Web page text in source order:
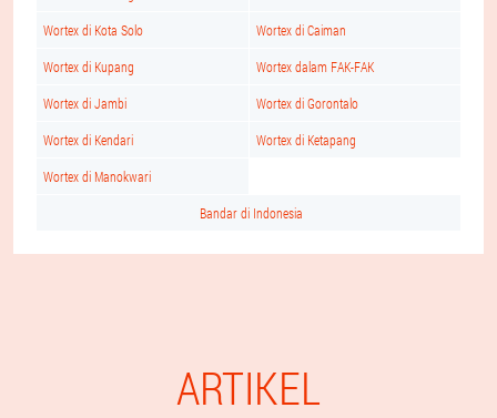
Wortex di Kota Solo Wortex di Caiman
Wortex di Kupang Wortex dalam FAK-FAK
Wortex di Jambi Wortex di Gorontalo
Wortex di Kendari Wortex di Ketapang
Wortex di Manokwari
Bandar di Indonesia
ARTIKEL